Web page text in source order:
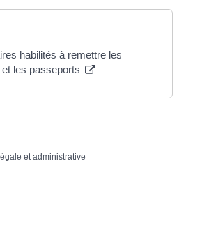
habilités à remettre les
les passeports
et administrative